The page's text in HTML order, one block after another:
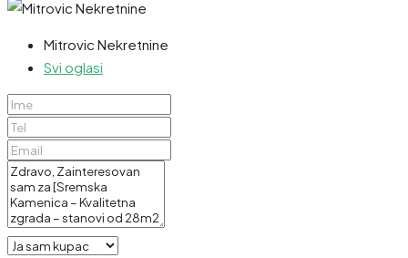
Mitrovic Nekretnine
Svi oglasi